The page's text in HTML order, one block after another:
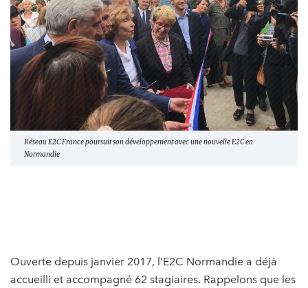
Réseau E2C France poursuit son développement avec une nouvelle E2C en
Normandie
Ouverte depuis janvier 2017, l’E2C Normandie a déjà
accueilli et accompagné 62 stagiaires. Rappelons que les